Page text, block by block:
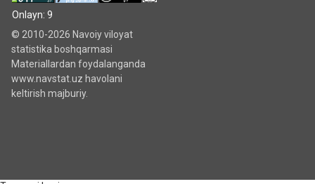
Onlayn: 9
© 2010-2026 Navoiy viloyat
statistika boshqarmasi
Materiallardan foydalanganda
www.navstat.uz havolani
keltirish majburiy.